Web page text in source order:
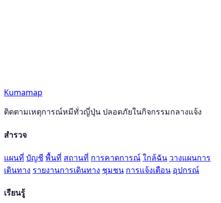
Kumamap
ติดตามเหตุการณ์หมีทั่วญี่ปุ่น ปลอดภัยในกิจกรรมกลางแจ้ง
สำรวจ
แผนที่ บัญชี พื้นที่ สถานที่ การคาดการณ์ใกล้ฉัน วางแผนการ
เดินทาง รายงานการเดินทาง ชุมชน การแจ้งเตือน อุปกรณ์
เรียนรู้